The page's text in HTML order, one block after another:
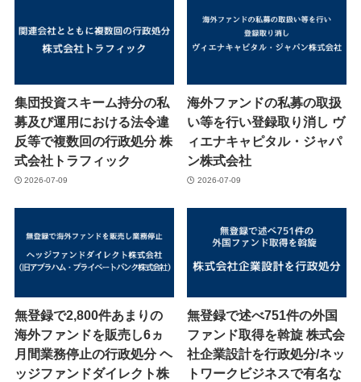
集団投資スキーム持分の私
募及び運用における法令違
反等で複数回の行政処分 株
式会社トラフィック
2026-07-09
海外ファンドの私募の取扱
い等を行い登録取り消し ヴ
ィエナキャピタル・ジャパ
ン株式会社
2026-07-09
無登録で2,800件あまりの
海外ファンドを販売し6ヵ
月間業務停止の行政処分 ヘ
ッジファンドダイレクト株
無登録で述べ751件の外国
ファンド取得を斡旋 株式会
社企業設計を行政処分/ネッ
トワークビジネスで有名な